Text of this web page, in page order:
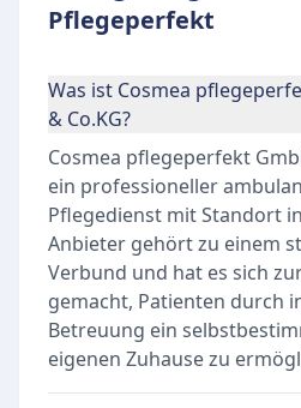
Pflegeperfekt
Was ist Cosmea
& Co.KG?
Cosmea pflegeperfekt
ein professioneller
Pflegedienst mit Standort
Anbieter gehört zu einem
Verbund und hat es sich
gemacht, Patienten durch
Betreuung ein
eigenen Zuhause zu